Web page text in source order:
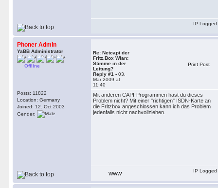
IP Logged
Phoner Admin
YaBB Administrator
Offline
Posts: 11822
Location: Germany
Joined: 12. Oct 2003
Gender:
Re: Netcapi der
Fritz.Box Wlan:
Stimme in der
Leitung?
Reply #1 - 03.
Mar 2009 at
11:40
Print Post
Mit anderen CAPI-Programmen hast du dieses
Problem nicht? Mit einer "richtigen" ISDN-Karte an
die Fritzbox angeschlossen kann ich das Problem
jedenfalls nicht nachvollziehen.
WWW
IP Logged